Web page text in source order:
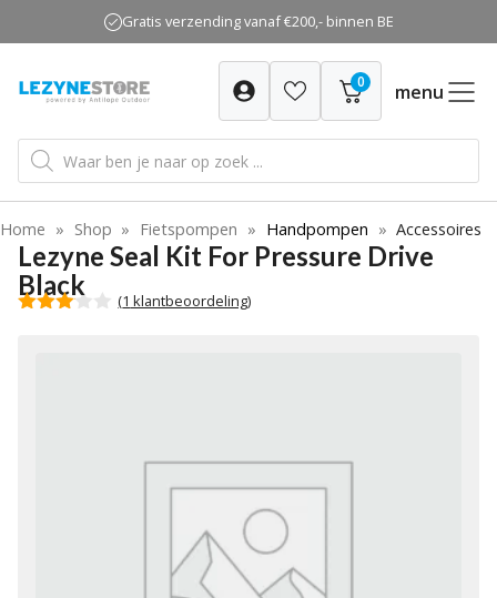
naar
inhoud
Gratis verzending vanaf €200,- binnen BE
0 menu
Producten
zoeken
Home » Shop » Fietspompen » Handpompen » Accessoires
Lezyne Seal Kit For Pressure Drive
Black
(1 klantbeoordeling)